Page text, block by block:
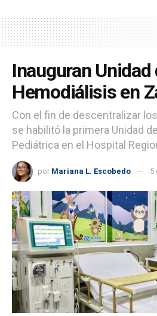
Inauguran Unidad
Hemodiálisis en
Con el fin de descentralizar
se habilitó la primera Unidad
Pediátrica en el Hospital
por Mariana L. Escobedo 5